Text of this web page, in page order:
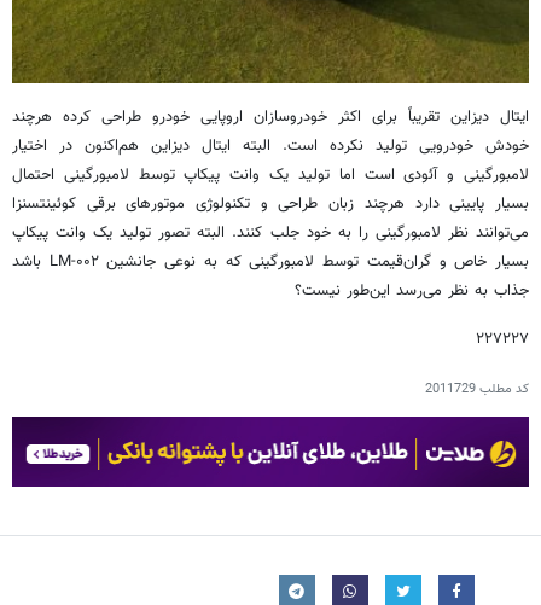
ایتال دیزاین تقریباً برای اکثر خودروسازان اروپایی خودرو طراحی کرده هرچند
خودش خودرویی تولید نکرده است. البته ایتال دیزاین هم‌اکنون در اختیار
لامبورگینی و آئودی است اما تولید یک وانت پیکاپ توسط لامبورگینی احتمال
بسیار پایینی دارد هرچند زبان طراحی و تکنولوژی موتورهای برقی کوئینتسنزا
می‌توانند نظر لامبورگینی را به خود جلب کنند. البته تصور تولید یک وانت پیکاپ
بسیار خاص و گران‌قیمت توسط لامبورگینی که به نوعی جانشین LM-۰۰۲ باشد
جذاب به نظر می‌رسد این‌طور نیست؟
۲۲۷۲۲۷
کد مطلب2011729